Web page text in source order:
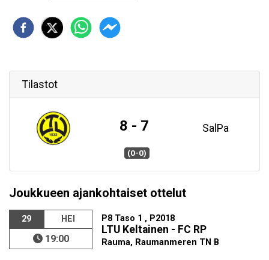
Tilastot
8 - 7 SalPa
(0-0)
Joukkueen ajankohtaiset ottelut
29 HEI
19:00
P8 Taso 1 , P2018
LTU Keltainen - FC RP
Rauma, Raumanmeren TN B